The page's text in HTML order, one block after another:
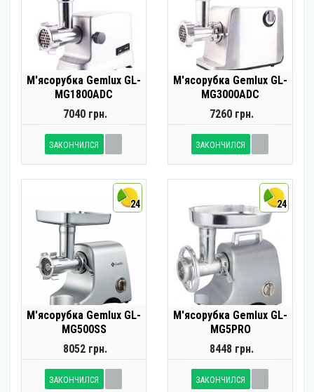
М'ясорубка Gemlux GL-
MG1800ADC
7040 грн.
ЗАКОНЧИЛСЯ
М'ясорубка Gemlux GL-
MG3000ADC
7260 грн.
ЗАКОНЧИЛСЯ
24
М'ясорубка Gemlux GL-
MG500SS
8052 грн.
ЗАКОНЧИЛСЯ
24
М'ясорубка Gemlux GL-
MG5PRO
8448 грн.
ЗАКОНЧИЛСЯ